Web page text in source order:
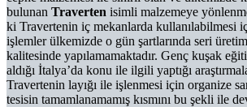
bulunan Traverten isimli malzemeye
ki Travertenin iç mekanlarda kullanılabilmesi
işlemler ülkemizde o gün şartlarında seri
kalitesinde yapılamamaktadır. Genç kuşak
aldığı İtalya’da konu ile ilgili yaptığı
Travertenin layığı ile işlenmesi için organize
tesisin tamamlanamamış kısmını bu şekli ile